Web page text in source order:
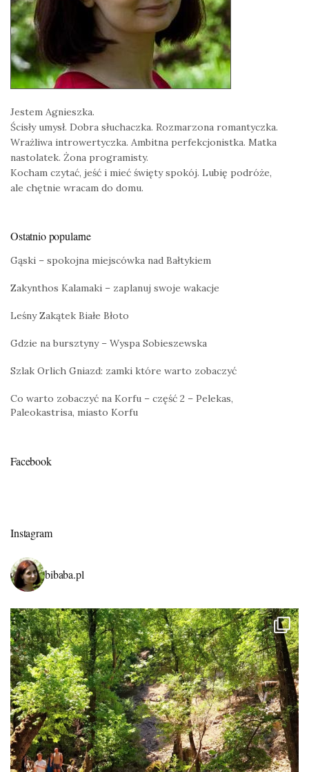
Jestem Agnieszka.
Ścisły umysł. Dobra słuchaczka. Rozmarzona romantyczka.
Wrażliwa introwertyczka. Ambitna perfekcjonistka. Matka
nastolatek. Żona programisty.
Kocham czytać, jeść i mieć święty spokój. Lubię podróże,
ale chętnie wracam do domu.
Ostatnio popularne
Gąski – spokojna miejscówka nad Bałtykiem
Zakynthos Kalamaki – zaplanuj swoje wakacje
Leśny Zakątek Białe Błoto
Gdzie na bursztyny – Wyspa Sobieszewska
Szlak Orlich Gniazd: zamki które warto zobaczyć
Co warto zobaczyć na Korfu – część 2 – Pelekas,
Paleokastrisa, miasto Korfu
Facebook
Instagram
bibaba.pl